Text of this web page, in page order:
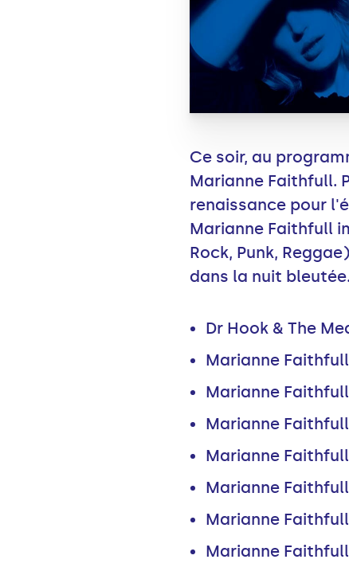
Ce soir, au
Marianne Faithfull.
renaissance pour
Marianne Faithfull
Rock, Punk,
dans la nuit bleutée.
Dr Hook & The
Marianne
Marianne
Marianne
Marianne
Marianne
Marianne
Marianne